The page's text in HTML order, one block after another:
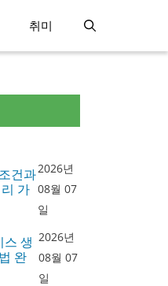
취미
건과
가
2026년
08월 07
일
스 생
완
2026년
08월 07
일